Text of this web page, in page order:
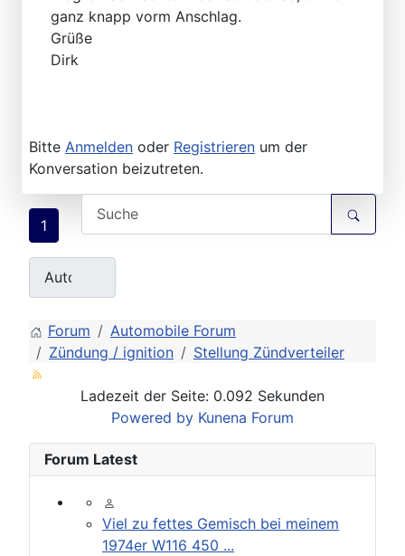
ganz knapp vorm Anschlag.
Grüße
Dirk
Bitte Anmelden oder Registrieren um der
Konversation beizutreten.
1
Forum
Automobile Forum
Zündung / ignition
Stellung Zündverteiler
Ladezeit der Seite: 0.092 Sekunden
Powered by Kunena Forum
Forum Latest
Viel zu fettes Gemisch bei meinem
1974er W116 450 ...